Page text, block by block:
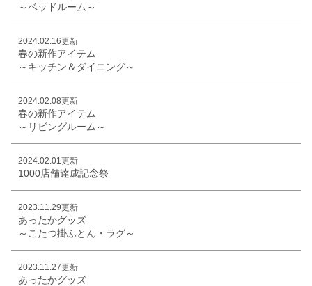
～ベッドルーム～
2024.02.16更新
春の新作アイテム
～キッチン＆ダイニング～
2024.02.08更新
春の新作アイテム
～リビングルーム～
2024.02.01更新
1000店舗達成記念祭
2023.11.29更新
あったかグッズ
～こたつ掛ふとん・ラグ～
2023.11.27更新
あったかグッズ